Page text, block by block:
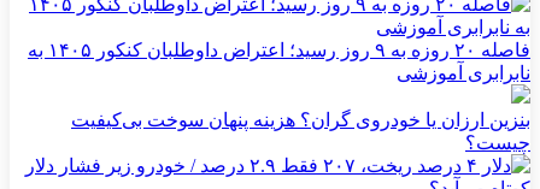
فاصله ۲۰ روزه به ۹ روز رسید؛ اعتراض داوطلبان کنکور ۱۴۰۵ به
نابرابری آموزشی
بنزین ارزان یا خودروی گران؟ هزینه پنهان سوخت بی‌کیفیت
چیست؟